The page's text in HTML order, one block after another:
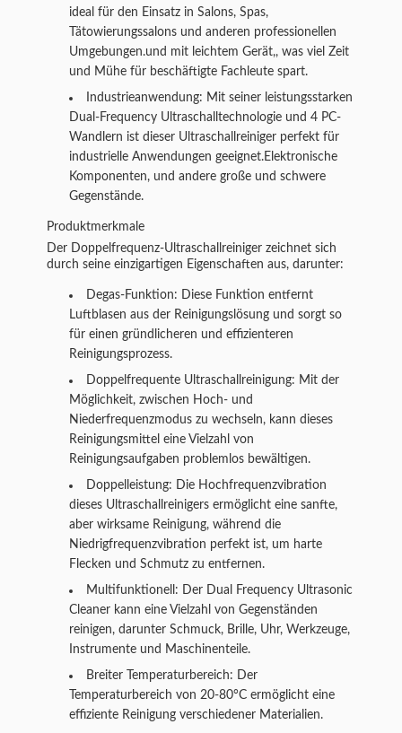
ideal für den Einsatz in Salons, Spas,
Tätowierungssalons und anderen professionellen
Umgebungen.und mit leichtem Gerät,, was viel Zeit
und Mühe für beschäftigte Fachleute spart.
Industrieanwendung: Mit seiner leistungsstarken
Dual-Frequency Ultraschalltechnologie und 4 PC-
Wandlern ist dieser Ultraschallreiniger perfekt für
industrielle Anwendungen geeignet.Elektronische
Komponenten, und andere große und schwere
Gegenstände.
Produktmerkmale
Der Doppelfrequenz-Ultraschallreiniger zeichnet sich
durch seine einzigartigen Eigenschaften aus, darunter:
Degas-Funktion: Diese Funktion entfernt
Luftblasen aus der Reinigungslösung und sorgt so
für einen gründlicheren und effizienteren
Reinigungsprozess.
Doppelfrequente Ultraschallreinigung: Mit der
Möglichkeit, zwischen Hoch- und
Niederfrequenzmodus zu wechseln, kann dieses
Reinigungsmittel eine Vielzahl von
Reinigungsaufgaben problemlos bewältigen.
Doppelleistung: Die Hochfrequenzvibration
dieses Ultraschallreinigers ermöglicht eine sanfte,
aber wirksame Reinigung, während die
Niedrigfrequenzvibration perfekt ist, um harte
Flecken und Schmutz zu entfernen.
Multifunktionell: Der Dual Frequency Ultrasonic
Cleaner kann eine Vielzahl von Gegenständen
reinigen, darunter Schmuck, Brille, Uhr, Werkzeuge,
Instrumente und Maschinenteile.
Breiter Temperaturbereich: Der
Temperaturbereich von 20-80°C ermöglicht eine
effiziente Reinigung verschiedener Materialien.